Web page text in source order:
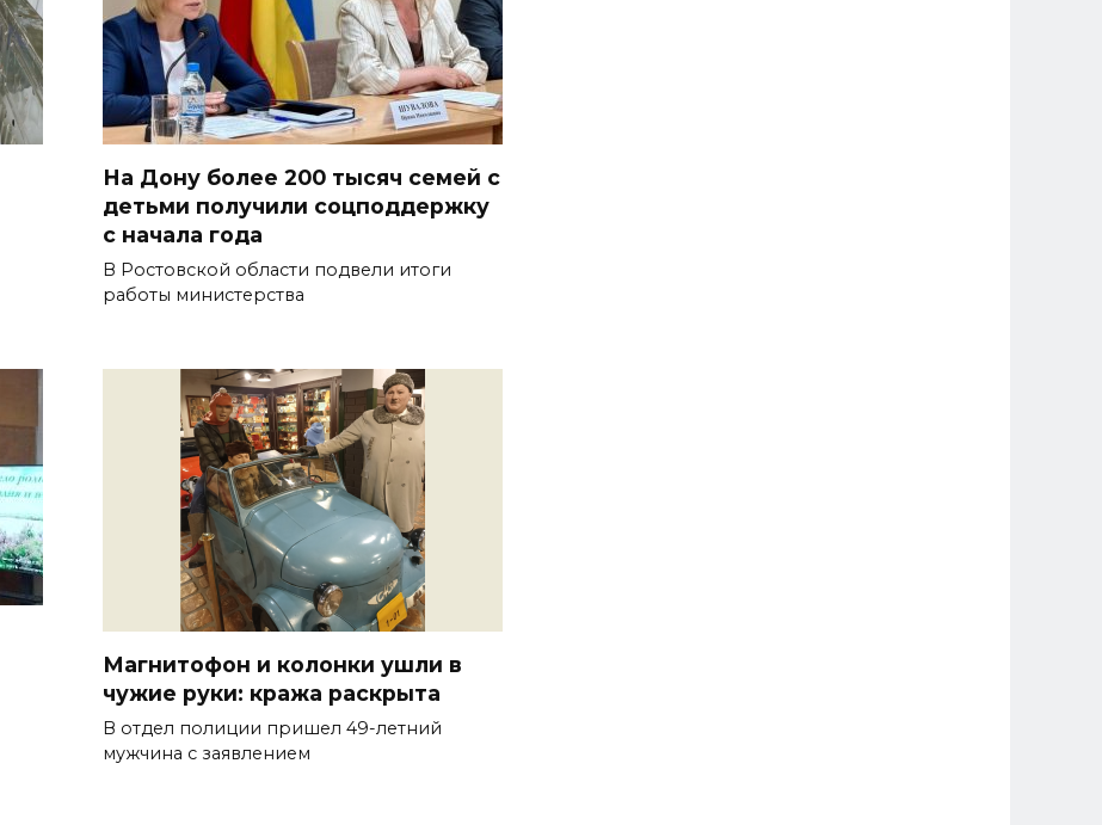
На Дону более 200 тысяч семей с
детьми получили соцподдержку
с начала года
В Ростовской области подвели итоги
работы министерства
Магнитофон и колонки ушли в
чужие руки: кража раскрыта
В отдел полиции пришел 49-летний
мужчина с заявлением